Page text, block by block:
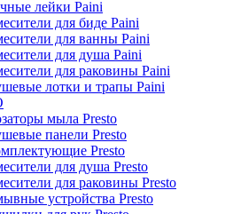
лейки Paini
для биде Paini
для ванны Paini
для душа Paini
для раковины Paini
лотки и трапы Paini
мыла Presto
панели Presto
Presto
для душа Presto
для раковины Presto
устройства Presto